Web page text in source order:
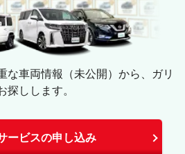
な車両情報（未公開）から、ガリ
探しします。
ービスの申し込み